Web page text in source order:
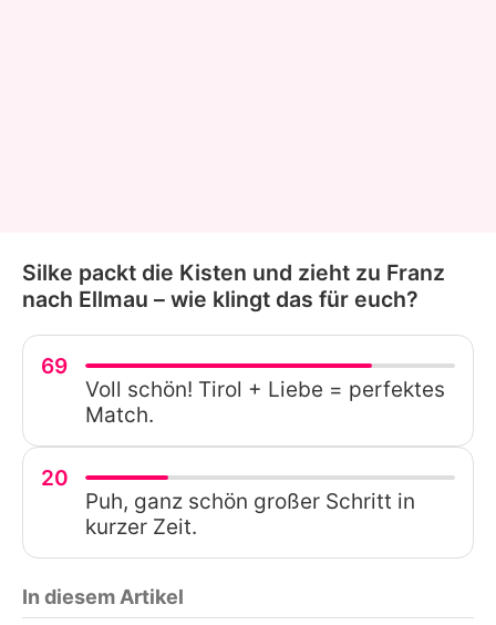
Silke packt die Kisten und zieht zu Franz
nach Ellmau – wie klingt das für euch?
69
Voll schön! Tirol + Liebe = perfektes
Match.
20
Puh, ganz schön großer Schritt in
kurzer Zeit.
In diesem Artikel